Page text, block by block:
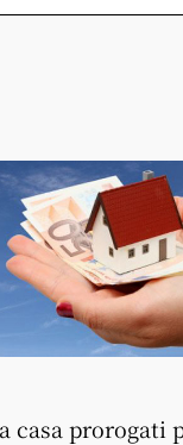
casa prorogati